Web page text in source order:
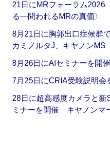
21日にMRフォーラム2026
る―問われるMRの真価〉
8月21日に胸郭出口症候群
カミノルタJ、キヤノンMS
8月26日にAIセミナーを開
7月25日にCRIA受験説明
28日に超高感度カメラと新
ミナーを開催 キヤノンマ